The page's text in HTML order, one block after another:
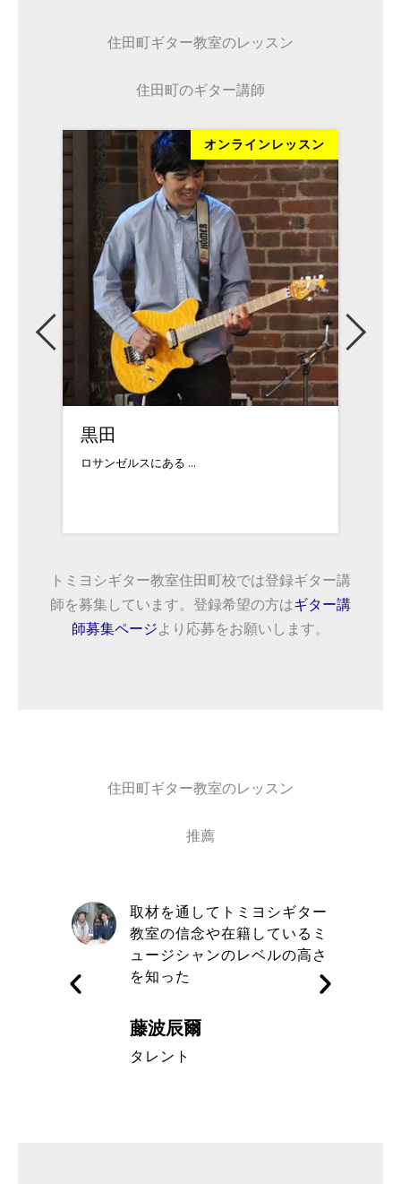
住田町ギター教室のレッスン
住田町のギター講師
オンラインレッスン
黒田
ロサンゼルスにある ...
トミヨシギター教室住田町校では登録ギター講
師を募集しています。登録希望の方はギター講
師募集ページより応募をお願いします。
住田町ギター教室のレッスン
推薦
取材を通してトミヨシギター
教室の信念や在籍しているミ
ュージシャンのレベルの高さ
を知った
藤波辰爾
タレント